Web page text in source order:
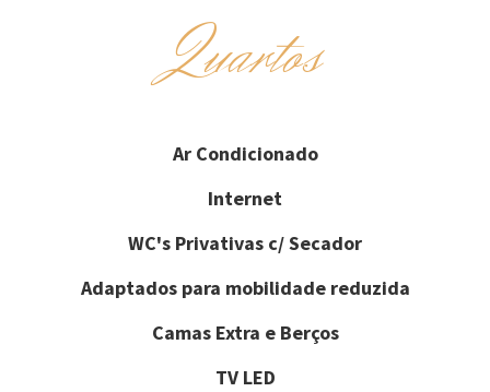
Quartos
Ar Condicionado
Internet
WC's Privativas c/ Secador
Adaptados para mobilidade reduzida
Camas Extra e Berços
TV LED